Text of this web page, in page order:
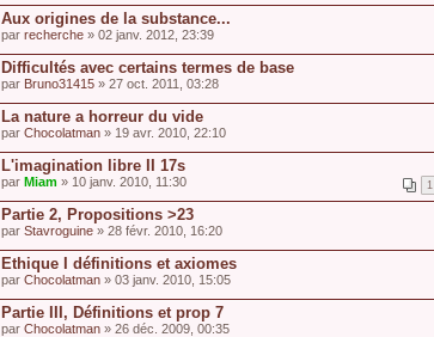
Aux origines de la substance...
par recherche » 02 janv. 2012, 23:39
Difficultés avec certains termes de base
par Bruno31415 » 27 oct. 2011, 03:28
La nature a horreur du vide
par Chocolatman » 19 avr. 2010, 22:10
L'imagination libre II 17s
1
par Miam » 10 janv. 2010, 11:30
Partie 2, Propositions >23
par Stavroguine » 28 févr. 2010, 16:20
Ethique I définitions et axiomes
par Chocolatman » 03 janv. 2010, 15:05
Partie III, Définitions et prop 7
par Chocolatman » 26 déc. 2009, 00:35